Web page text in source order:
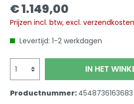
€ 1.149,00
Prijzen incl. btw, excl. verzendkosten
Levertijd: 1-2 werkdagen
IN HET
Productnummer: 4548736163683